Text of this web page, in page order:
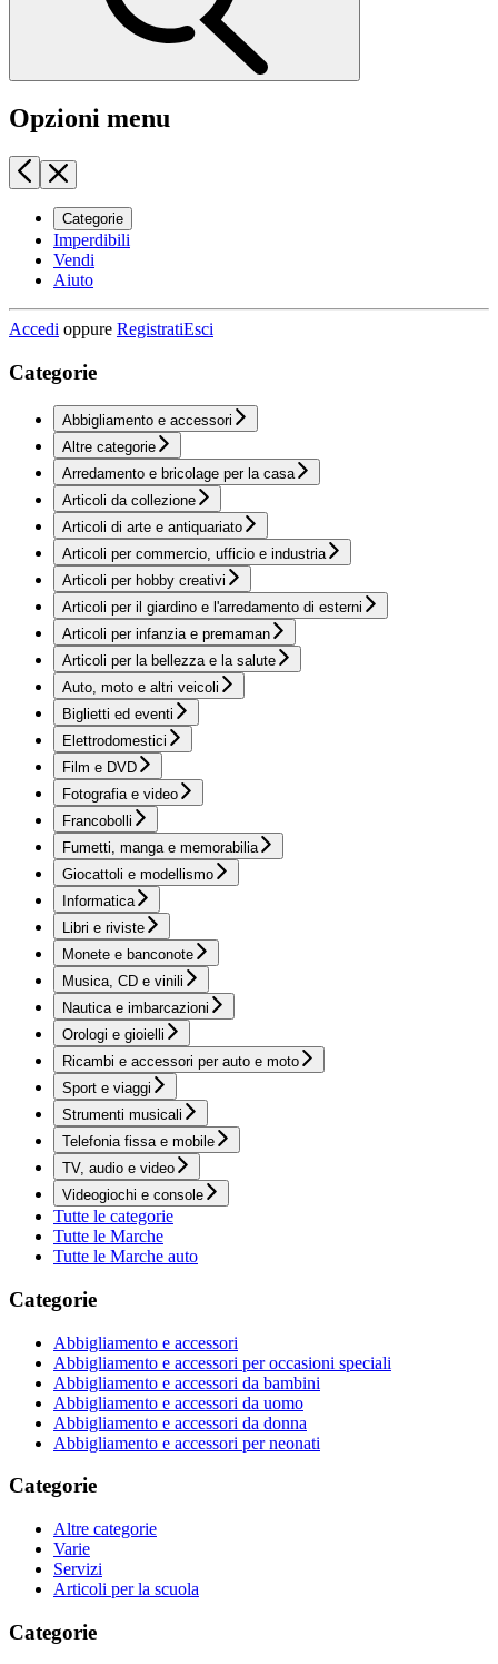
Opzioni menu
Categorie
Imperdibili
Vendi
Aiuto
Accedi oppure RegistratiEsci
Categorie
Abbigliamento e accessori
Altre categorie
Arredamento e bricolage per la casa
Articoli da collezione
Articoli di arte e antiquariato
Articoli per commercio, ufficio e industria
Articoli per hobby creativi
Articoli per il giardino e l'arredamento di esterni
Articoli per infanzia e premaman
Articoli per la bellezza e la salute
Auto, moto e altri veicoli
Biglietti ed eventi
Elettrodomestici
Film e DVD
Fotografia e video
Francobolli
Fumetti, manga e memorabilia
Giocattoli e modellismo
Informatica
Libri e riviste
Monete e banconote
Musica, CD e vinili
Nautica e imbarcazioni
Orologi e gioielli
Ricambi e accessori per auto e moto
Sport e viaggi
Strumenti musicali
Telefonia fissa e mobile
TV, audio e video
Videogiochi e console
Tutte le categorie
Tutte le Marche
Tutte le Marche auto
Categorie
Abbigliamento e accessori
Abbigliamento e accessori per occasioni speciali
Abbigliamento e accessori da bambini
Abbigliamento e accessori da uomo
Abbigliamento e accessori da donna
Abbigliamento e accessori per neonati
Categorie
Altre categorie
Varie
Servizi
Articoli per la scuola
Categorie